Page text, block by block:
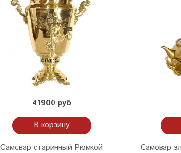
41900 руб
В корзину
Самовар старинный Рюмкой
Самовар